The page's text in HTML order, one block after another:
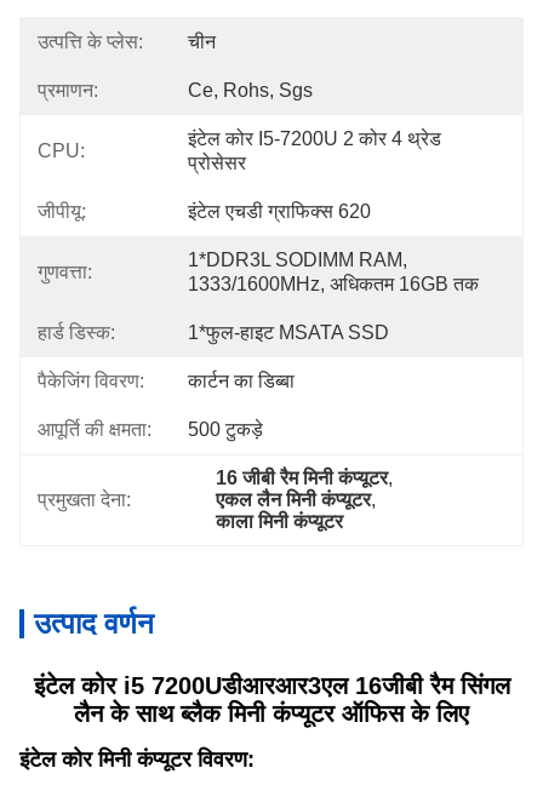
उत्पत्ति के प्लेस: चीन
प्रमाणन: Ce, Rohs, Sgs
CPU:
इंटेल कोर I5-7200U 2 कोर 4 थ्रेड
प्रोसेसर
जीपीयू: इंटेल एचडी ग्राफिक्स 620
गुणवत्ता:
1*DDR3L SODIMM RAM,
1333/1600MHz, अधिकतम 16GB तक
हार्ड डिस्क: 1*फुल-हाइट MSATA SSD
पैकेजिंग विवरण: कार्टन का डिब्बा
आपूर्ति की क्षमता: 500 टुकड़े
प्रमुखता देना:
16 जीबी रैम मिनी कंप्यूटर,
एकल लैन मिनी कंप्यूटर,
काला मिनी कंप्यूटर
उत्पाद वर्णन
इंटेल कोर i5 7200Uडीआरआर3एल 16जीबी रैम सिंगल
लैन के साथ ब्लैक मिनी कंप्यूटर ऑफिस के लिए
इंटेल कोर मिनी कंप्यूटर विवरण: